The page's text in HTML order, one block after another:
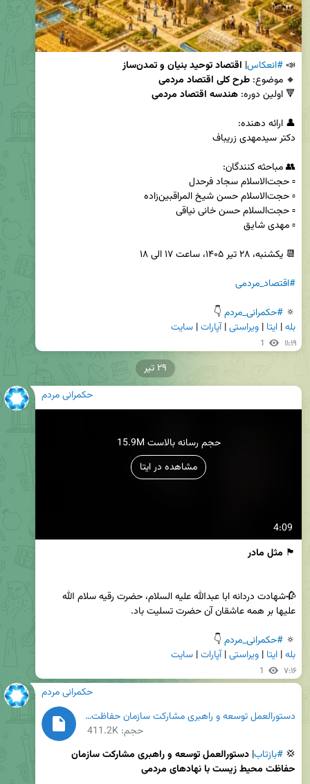
📣 #انعکاس| اقتصاد توحید بنیان و تمدن‌ساز
🔸 موضوع: طرح کلی اقتصاد مردمی
🔻 اولین دوره: هندسه اقتصاد مردمی
#اقتصاد_مردمی
🔅 #حکمرانی_مردم 👇
بله | ایتا | ویراستی | آپارات | سایت
1 ۱۱:۱۹
حکمرانی مردم
4:09
15.9M حجم رسانه بالاست
مشاهده در ایتا
🏴 مثل مادر
🔅 #حکمرانی_مردم 👇
بله | ایتا | ویراستی | آپارات | سایت
1 ۷:۱۶
۲۹ تیر
حکمرانی مردم
دستورالعمل توسعه و راهبری مشارکت سازمان حفاظت محیط زیست با نهادهای مردمی.pdf
حجم: 411.2K
💢 #بازتاب|
حفاظت محیط زیست با نهادهای مردمی